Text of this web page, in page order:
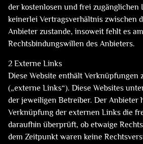
der kostenlosen und frei zugänglichen
keinerlei Vertragsverhältnis zwischen
Anbieter zustande, insoweit fehlt es am
Rechtsbindungswillen des Anbieters.
2 Externe Links
Diese Website enthält Verknüpfungen
(„externe Links“). Diese Websites
der jeweiligen Betreiber. Der Anbieter
Verknüpfung der externen Links die
daraufhin überprüft, ob etwaige
dem Zeitpunkt waren keine